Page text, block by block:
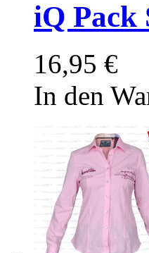
iQ Pack
16,95 €
In den